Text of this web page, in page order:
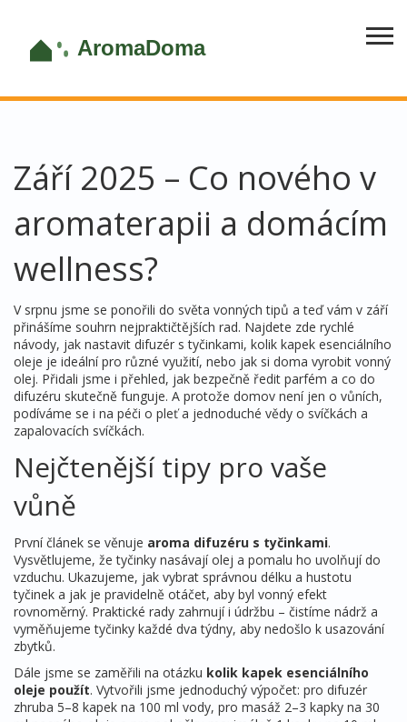
Září 2025 – Co nového v
aromaterapii a domácím
wellness?
V srpnu jsme se ponořili do světa vonných tipů a teď vám v září
přinášíme souhrn nejpraktičtějších rad. Najdete zde rychlé
návody, jak nastavit difuzér s tyčinkami, kolik kapek esenciálního
oleje je ideální pro různé využití, nebo jak si doma vyrobit vonný
olej. Přidali jsme i přehled, jak bezpečně ředit parfém a co do
difuzéru skutečně funguje. A protože domov není jen o vůních,
podíváme se i na péči o pleť a jednoduché vědy o svíčkách a
zapalovacích svíčkách.
Nejčtenější tipy pro vaše
vůně
První článek se věnuje aroma difuzéru s tyčinkami.
Vysvětlujeme, že tyčinky nasávají olej a pomalu ho uvolňují do
vzduchu. Ukazujeme, jak vybrat správnou délku a hustotu
tyčinek a jak je pravidelně otáčet, aby byl vonný efekt
rovnoměrný. Praktické rady zahrnují i údržbu – čistíme nádrž a
vyměňujeme tyčinky každé dva týdny, aby nedošlo k usazování
zbytků.
Dále jsme se zaměřili na otázku kolik kapek esenciálního
oleje použít. Vytvořili jsme jednoduchý výpočet: pro difuzér
zhruba 5–8 kapek na 100 ml vody, pro masáž 2–3 kapky na 30